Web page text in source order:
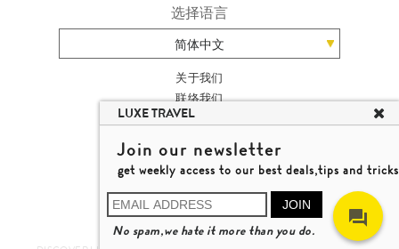
选择语言
简体中文
关于我们
联络我们
加入我们
高端旅游网站地图
杨廸深品味游
© 2026 品味游有限公司
牌照号码 353662
了解更多
LUXE TRAVEL
Join our newsletter
get weekly access to our best deals,tips and tricks
JOIN
No spam,we hate it more than you do.